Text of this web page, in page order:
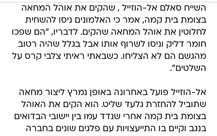
השייח סאלם אל-הוזייל , שהקים את אוהל המחאה
בצומת בית קמה, אמר כי האלמונים ניסו להשחית
לחלוטין את אוהל המחאה שהקים. לדבריו, "הם שפכו
חומר דליק וניסו לשרוף אותו אבל בגלל שהיה רטוב
מהגשם הם לא הצליחו. כשבאתי ראיתי צלבי קרס על
השלטים".
אל-הוזייל פועל באחרונה באופן נמרץ ליצור מחאה
שתוביל להחזרת גלעד שליט. הוא הקים את האוהל
בצומת בית קמה אחרי שנדד עמו בין יישובי הבדואים
בנגב וקיים בו התייעצויות עם פלגים שונים בחברה